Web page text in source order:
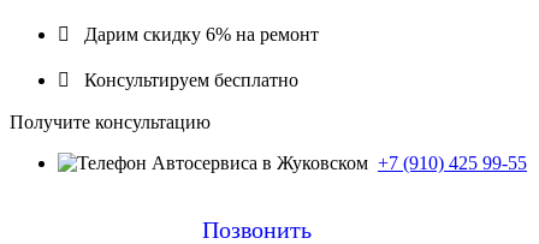
 Дарим скидку 6% на ремонт
 Консультируем бесплатно
Получите консультацию
+7 (910) 425 99-55
Позвонить